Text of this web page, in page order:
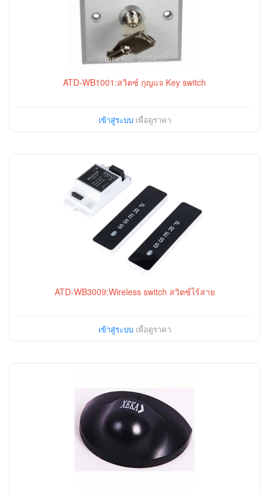
ATD-WB1001:สวิตซ์ กุญแจ Key switch
เข้าสู่ระบบเพื่อดูราคา
ATD-WB3009:Wireless switch สวิตซ์ไร้สาย
เข้าสู่ระบบเพื่อดูราคา